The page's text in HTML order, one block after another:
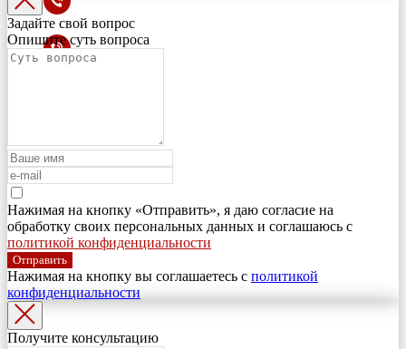
Задайте свой вопрос
Опишите суть вопроса
Нажимая на кнопку «Отправить», я даю согласие на
обработку своих персональных данных и соглашаюсь с
политикой конфиденциальности
Отправить
Нажимая на кнопку вы соглашаетесь с политикой
конфиденциальности
Получите консультацию